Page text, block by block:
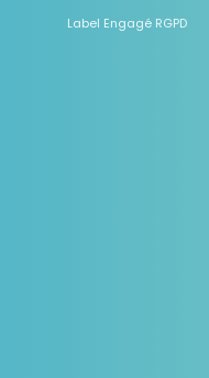
Label Engagé RGPD